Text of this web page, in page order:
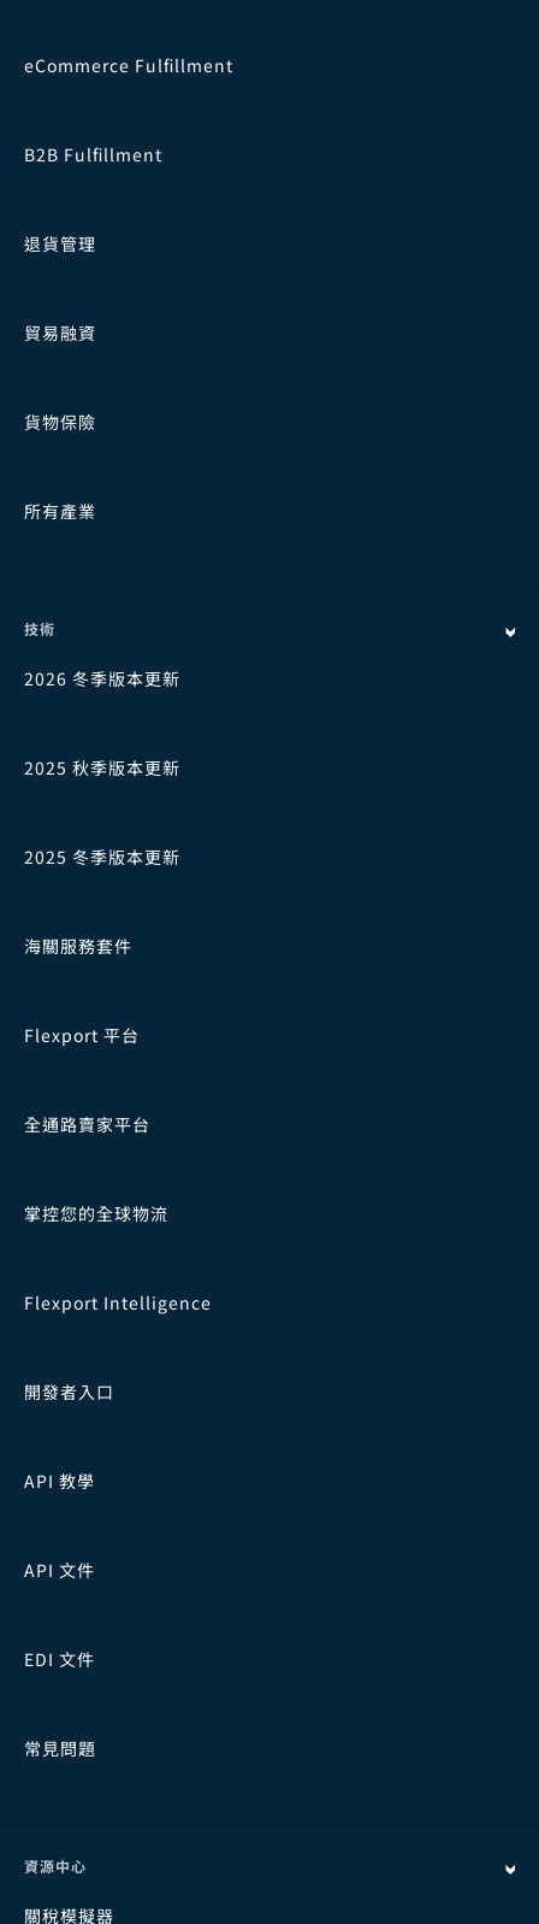
eCommerce Fulfillment
B2B Fulfillment
退貨管理
貿易融資
貨物保險
所有產業
技術
2026 冬季版本更新
2025 秋季版本更新
2025 冬季版本更新
海關服務套件
Flexport 平台
全通路賣家平台
掌控您的全球物流
Flexport Intelligence
開發者入口
API 教學
API 文件
EDI 文件
常見問題
資源中心
關稅模擬器